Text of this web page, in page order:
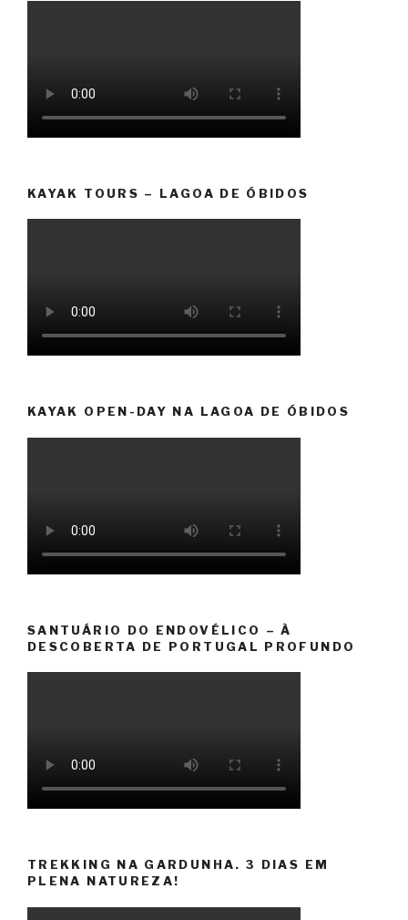
KAYAK TOURS – LAGOA DE ÓBIDOS
KAYAK OPEN-DAY NA LAGOA DE ÓBIDOS
SANTUÁRIO DO ENDOVÉLICO – À
DESCOBERTA DE PORTUGAL PROFUNDO
TREKKING NA GARDUNHA. 3 DIAS EM
PLENA NATUREZA!